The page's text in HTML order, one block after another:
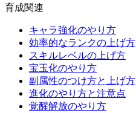
育成関連
キャラ強化のやり方
効率的なランクの上げ方
スキルレベルの上げ方
宝玉化のやり方
副属性のつけ方と上げ方
進化のやり方と注意点
覚醒解放のやり方